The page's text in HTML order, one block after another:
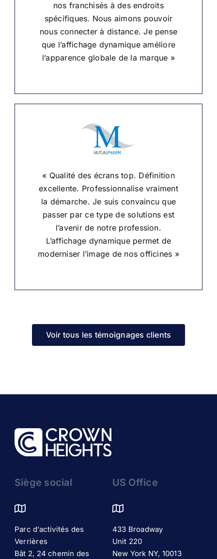
nos franchisés à des endroits
spécifiques. Nous aimons pouvoir
nous connecter à distance. Je pense
que l’affichage dynamique améliore
l’apparence globale de la marque »
« Qualité des écrans top. Définition
excellente. Professionnalise vraiment
la démarche. Je suis convaincu que
passer par ce type de solutions est
l’avenir de notre profession.
L’affichage dynamique permet de
moderniser l’image de nos officines »
Voir tous les témoignages clients
Siège social
Parc d’activités des
Verrières
Bât 2, 24 chemin des
US Office
433 Broadway
Unit 220
New York NY, 10013